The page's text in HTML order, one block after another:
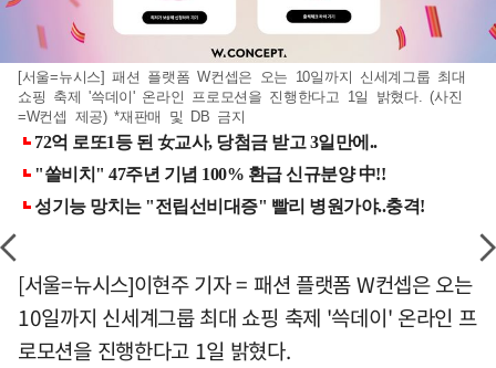
[서울=뉴시스] 패션 플랫폼 W컨셉은 오는 10일까지 신세계그룹 최대
쇼핑 축제 '쓱데이' 온라인 프로모션을 진행한다고 1일 밝혔다. (사진
=W컨셉 제공) *재판매 및 DB 금지
[서울=뉴시스]이현주 기자 = 패션 플랫폼 W컨셉은 오는
10일까지 신세계그룹 최대 쇼핑 축제 '쓱데이' 온라인 프
로모션을 진행한다고 1일 밝혔다.